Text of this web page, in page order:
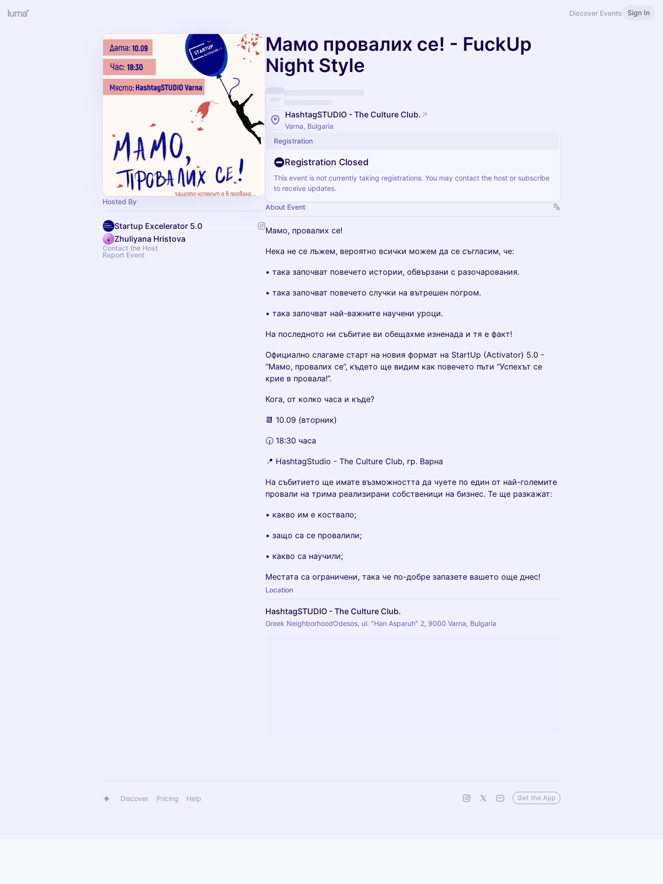
Discover Events Sign In
Hosted By
Startup Excelerator 5.0
Zhuliyana Hristova
Contact the Host
Report Event
Мамо провалих се! - FuckUp
Night Style
HashtagSTUDIO - The Culture Club.
Varna, Bulgaria
Registration
Registration Closed
This event is not currently taking registrations. You may contact the host or subscribe
to receive updates.
About Event
Мамо, провалих се!
Нека не се лъжем, вероятно всички можем да се съгласим, че:
• така започват повечето истории, обвързани с разочарования.
• така започват повечето случки на вътрешен погром.
• така започват най-важните научени уроци.
На последното ни събитие ви обещахме изненада и тя е факт!
Официално слагаме старт на новия формат на StartUp (Activator) 5.0 -
“Мамо, провалих се”, където ще видим как повечето пъти “Успехът се
крие в провала!”.
Кога, от колко часа и къде?
📆 10.09 (вторник)
🕡 18:30 часа
📍 HashtagStudio - The Culture Club, гр. Варна
На събитието ще имате възможността да чуете по един от най-големите
провали на трима реализирани собственици на бизнес. Те ще разкажат:
• какво им е коствало;
• защо са се провалили;
• какво са научили;
Местата са ограничени, така че по-добре запазете вашето още днес!
Location
HashtagSTUDIO - The Culture Club.
Greek NeighborhoodOdesos, ul. "Han Asparuh" 2, 9000 Varna, Bulgaria
Discover Pricing Help Get the App